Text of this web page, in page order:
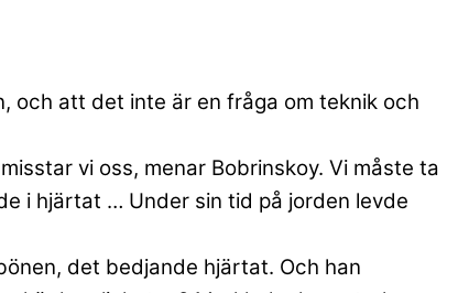
och att det inte är en fråga om teknik och
vi oss, menar Bobrinskoy. Vi måste ta
i hjärtat … Under sin tid på jorden levde
det bedjande hjärtat. Och han